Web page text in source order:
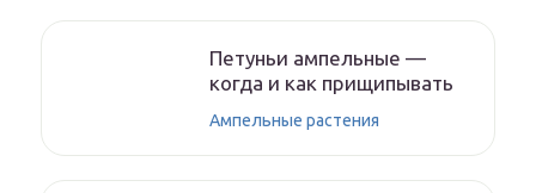
Петуньи ампельные —
когда и как прищипывать
Ампельные растения